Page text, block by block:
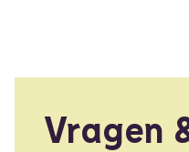
Vragen